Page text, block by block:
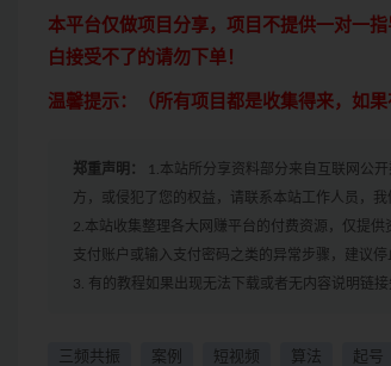
本平台仅做项目分享，项目不提供一对一
白接受不了的请勿下单！
温馨提示：（所有项目都是收集得来，如
郑重声明：
1.本站所分享资料部分来自互联网公
方，或侵犯了您的权益，请联系本站工作人员，
2.本站收集整理各大网赚平台的付费资源，仅提
支付账户或输入支付密码之类的异常步骤，建议
3. 有的教程如果出现无法下载或者无内容说明链
三频共振 案例 短视频 算法 起号